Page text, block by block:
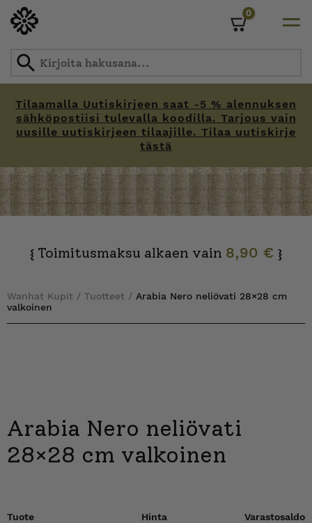
Tilaamalla Uutiskirjeen saat -5 % alennuksen
sähköpostiisi tulevalla koodilla. Tarjous vain
uusille uutiskirjeen tilaajille. Tilaa uutiskirje
tästä
0
{ Toimitusmaksu alkaen vain 8,90 € }
Wanhat Kupit / Tuotteet / Arabia Nero neliövati 28×28 cm
valkoinen
Arabia Nero neliövati
28×28 cm valkoinen
Tuote Hinta Varastosaldo